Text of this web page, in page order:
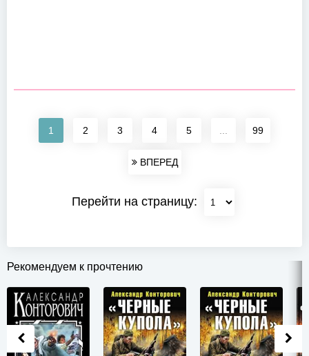
1 2 3 4 5 99
ВПЕРЕД
Перейти на страницу:
Рекомендуем к прочтению